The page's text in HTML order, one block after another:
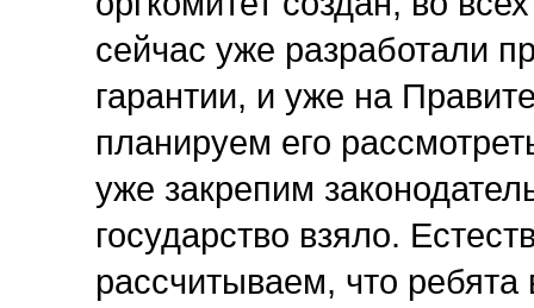
сейчас уже разработали
гарантии, и уже на
планируем его
уже закрепим
государство взяло.
рассчитываем, что ребята